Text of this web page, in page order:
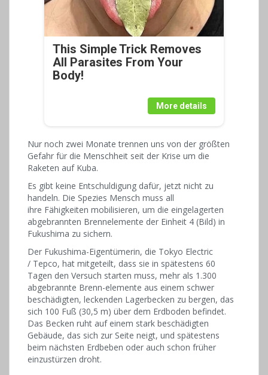
This Simple Trick Removes
All Parasites From Your
Body!
More details
Nur noch zwei Monate trennen uns von der größten
Gefahr für die Menschheit seit der Krise um die
Raketen auf Kuba.
Es gibt keine Entschuldigung dafür, jetzt nicht zu
handeln. Die Spezies Mensch muss all
ihre Fähigkeiten mobilisieren, um die eingelagerten
abgebrannten Brennelemente der Einheit 4 (Bild) in
Fukushima zu sichern.
Der Fukushima-Eigentümerin, die Tokyo Electric
/ Tepco, hat mitgeteilt, dass sie in spätestens 60
Tagen den Versuch starten muss, mehr als 1.300
abgebrannte Brenn-elemente aus einem schwer
beschädigten, leckenden Lagerbecken zu bergen, das
sich 100 Fuß (30,5 m) über dem Erdboden befindet.
Das Becken ruht auf einem stark beschädigten
Gebäude, das sich zur Seite neigt, und spätestens
beim nächsten Erdbeben oder auch schon früher
einzustürzen droht.